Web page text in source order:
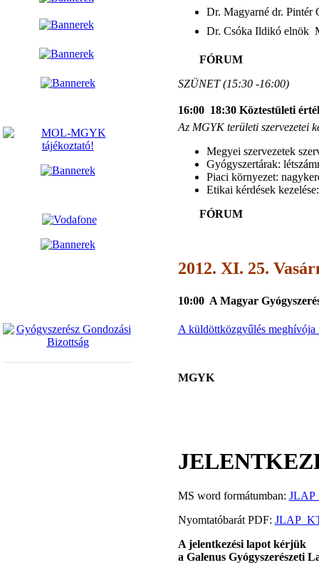
Dr. Magyarné dr. Pintér
Dr. Csóka Ildikó elnök
FÓRUM
SZÜNET (15:30 -16:00)
16:00  18:30 Köztestületi
Az MGYK területi szervezetei
Megyei szervezetek
Gyógyszertárak:
Piaci környezet:
Etikai kérdések
FÓRUM
2012. XI. 25.
10:00  A Magyar
A küldöttközgyűlés meghívója
MGYK
MS word formátumban:
Nyomtatóbarát PDF:
A jelentkezési lapot kérjük
a Galenus Gyógyszerészeti